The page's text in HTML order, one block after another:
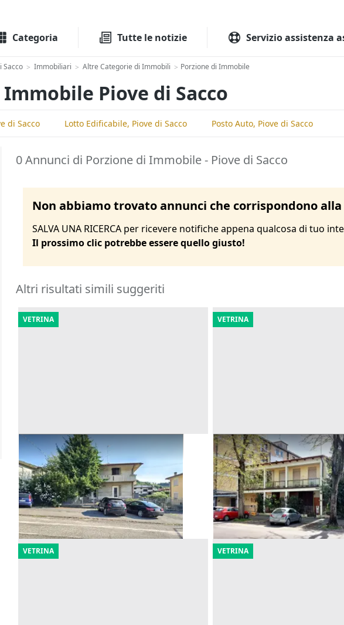
Categoria Tutte le notizie Servizio assistenza
Sacco > Immobiliari > Altre Categorie di Immobili > Porzione di Immobile
Piove di Sacco
di Sacco Lotto Edificabile, Piove di Sacco Posto Auto, Piove di Sacco
0 Annunci di Porzione di Immobile - Piove di Sacco
Non abbiamo trovato annunci che corrispondono
SALVA UNA RICERCA per ricevere notifiche appena qualcosa di tuo
Il prossimo clic potrebbe essere quello giusto!
Altri risultati simili suggeriti
VETRINA
Asta Casa indipendente con corte
pertinenziale
Barbarano Mossano (Vicenza)
Offerta minima
180.000 €
22/10/2026
VETRINA
Asta Abitazione con corte
Faenza (Ravenna)
Offerta minima
322.500 €
11/09/2026
VETRINA VETRINA